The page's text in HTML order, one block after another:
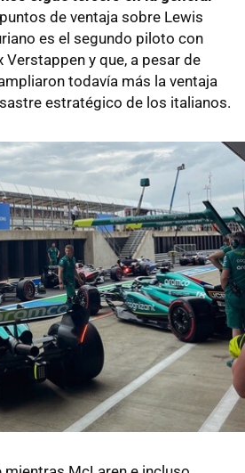
de ventaja sobre Lewis
es el segundo piloto con
y que, a pesar de
todavía más la ventaja
estratégico de los italianos.